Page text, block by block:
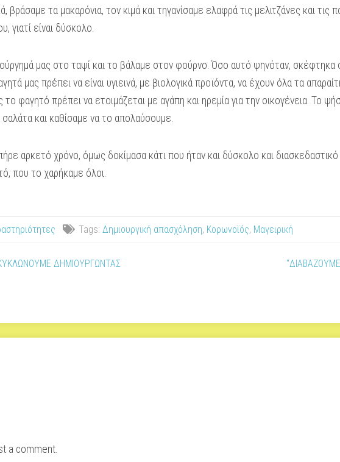
βράσαμε τα μακαρόνια, τον κιμά και τηγανίσαμε ελαφρά τις μελιτζάνες και
γιατί είναι δύσκολο.
μας στο ταψί και το βάλαμε στον φούρνο. Όσο αυτό ψηνόταν, σκέφτηκα
μας πρέπει να είναι υγιεινά, με βιολογικά προϊόντα, να έχουν όλα τα
φαγητό πρέπει να ετοιμάζεται με αγάπη και ηρεμία για την οικογένεια. Το
σαλάτα και καθίσαμε να το απολαύσουμε.
αρκετό χρόνο, όμως δοκίμασα κάτι που ήταν και δύσκολο και
που το χαρήκαμε όλοι.
Tags: Δημιουργική απασχόληση, Κορωνοϊός, Μαγειρική
ΔΗΜΙΟΥΡΓΩΝΤΑΣ
a comment.